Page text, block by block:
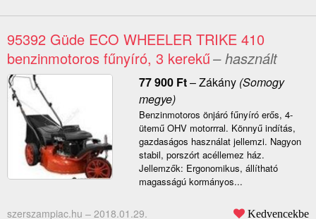
95392 Güde ECO WHEELER TRIKE 410
benzinmotoros fűnyíró, 3 kerekű– használt
77 900 Ft–Zákány(Somogy
megye)
Benzinmotoros önjáró fűnyíró erős, 4-
ütemű OHV motorrral. Könnyű indítás,
gazdaságos használat jellemzi. Nagyon
stabil, porszórt acéllemez ház.
Jellemzők: Ergonomikus, állítható
magasságú kormányos...
szerszampiac.hu – 2018.01.29. Kedvencekbe